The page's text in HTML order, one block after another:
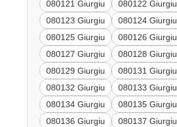
080121 Giurgiu
080122 Giurgiu
080123 Giurgiu
080124 Giurgiu
080125 Giurgiu
080126 Giurgiu
080127 Giurgiu
080128 Giurgiu
080129 Giurgiu
080131 Giurgiu
080132 Giurgiu
080133 Giurgiu
080134 Giurgiu
080135 Giurgiu
080136 Giurgiu
080137 Giurgiu